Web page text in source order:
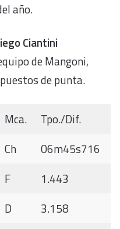
año.
Ciantini
de Mangoni,
de punta.
Mca.
Tpo./Dif.
Ch
06m45s716
F
1.443
D
3.158